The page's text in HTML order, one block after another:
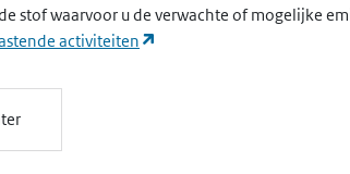
stof waarvoor u de verwachte of mogelijke
activiteiten